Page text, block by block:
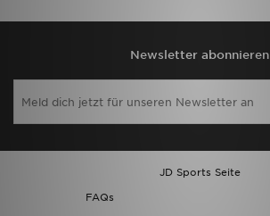
Newsletter abonnieren
JD Sports Seite
FAQs
Bestellverfolgung